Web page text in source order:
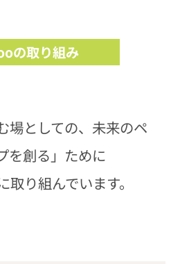
の取り組み
場としての、未来のペ
を創る」ために
取り組んでいます。